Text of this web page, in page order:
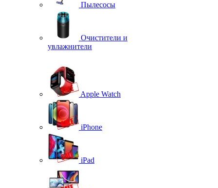
Пылесосы
Очистители и
увлажнители
Apple Watch
iPhone
iPad